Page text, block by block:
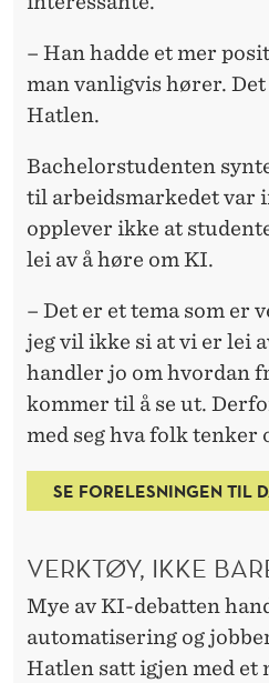
– Han hadde et mer
man vanligvis hører.
Hatlen.
Bachelorstudenten
til arbeidsmarkedet var
opplever ikke at
lei av å høre om KI.
– Det er et tema som er
jeg vil ikke si at vi er lei
handler jo om hvordan
kommer til å se ut.
med seg hva folk tenker
SE FORELESNINGEN TIL
VERKTØY, IKKE
Mye av KI-debatten
automatisering og
Hatlen satt igjen med et